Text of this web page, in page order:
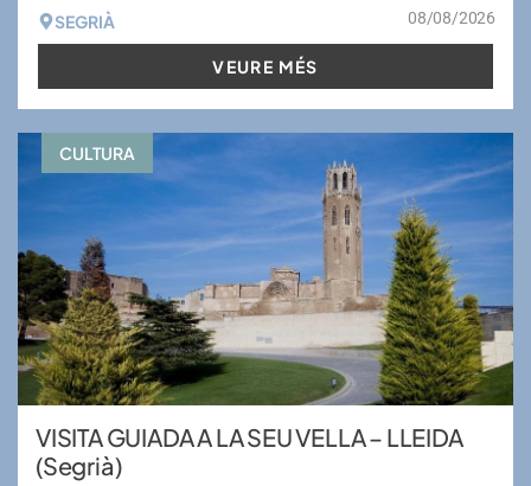
SEGRIÀ 08/08/2026
VEURE MÉS
CULTURA
VISITA GUIADA A LA SEU VELLA – LLEIDA
(Segrià)